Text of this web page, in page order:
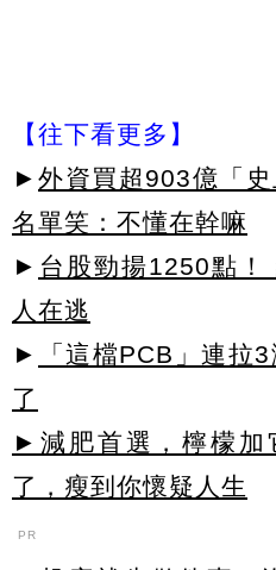
【往下看更多】
► 外資買超903億「
名單笑：不懂在幹嘛
► 台股勁揚1250點
人在逃
►
「這檔PCB」連拉
了
►減肥首選，檸檬加
了，瘦到你懷疑人生
PR